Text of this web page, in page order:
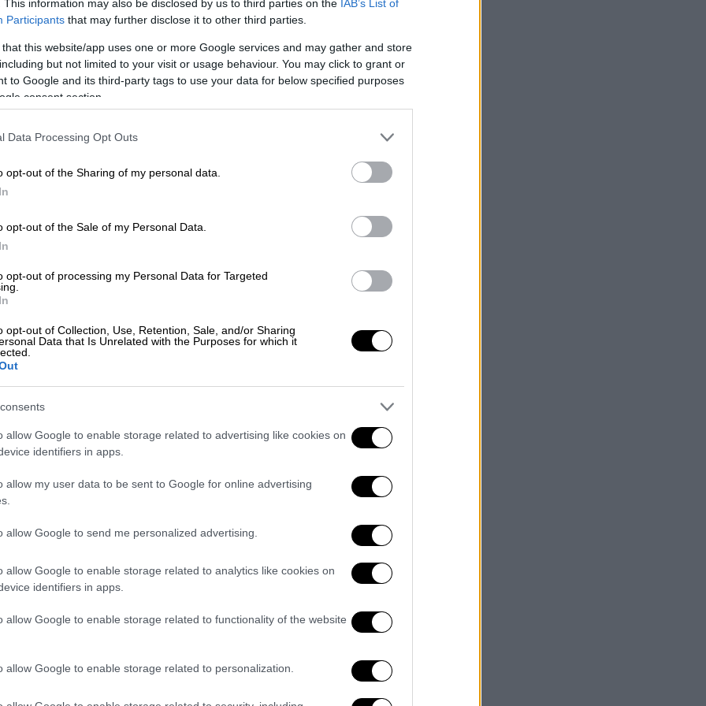
This information may also be disclosed by us to third parties on the IAB’s List of
Participants that may further disclose it to other third parties.
that this website/app uses one or more Google services and may gather and store
but not limited to your visit or usage behaviour. You may click to grant or
to Google and its third-party tags to use your data for below specified purposes
consent section.
Data Processing Opt Outs
opt-out of the Sharing of my personal data.
opt-out of the Sale of my Personal Data.
opt-out of processing my Personal Data for Targeted
opt-out of Collection, Use, Retention, Sale, and/or Sharing
Data that Is Unrelated with the Purposes for which it
allow Google to enable storage related to advertising like cookies on
identifiers in apps.
allow my user data to be sent to Google for online advertising
allow Google to send me personalized advertising.
allow Google to enable storage related to analytics like cookies on
identifiers in apps.
allow Google to enable storage related to functionality of the website
allow Google to enable storage related to personalization.
Κόσμος|11.04.2024 23:15
Πούτιν: Οι επιθέσεις σε
ενεργειακές υποδομές της
αντίποινα
Εγγυήσεις 800.000 και 500.000
κατηγορούμενους για τη σύμβαση
717
Συνεχίζονται οι απολογίες
Ελλάδα|11.04.2024 22:57
γίνονται οι καταγγελίες - Οι
οδηγίες από την ΕΛΑΣ
Αναλυτικές οδηγίες για το τι πρέπει
βίας